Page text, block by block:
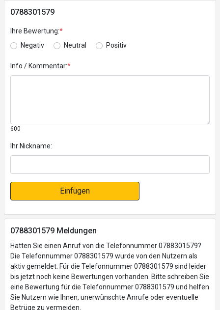
0788301579
Ihre Bewertung:*
Negativ
Neutral Positiv
Info / Kommentar:*
600
Ihr Nickname:
Einfügen
0788301579 Meldungen
Hatten Sie einen Anruf von die Telefonnummer 0788301579?
Die Telefonnummer 0788301579 wurde von den Nutzern als
aktiv gemeldet. Für die Telefonnummer 0788301579 sind leider
bis jetzt noch keine Bewertungen vorhanden. Bitte schreiben Sie
eine Bewertung für die Telefonnummer 0788301579 und helfen
Sie Nutzern wie Ihnen, unerwünschte Anrufe oder eventuelle
Betrüge zu vermeiden.